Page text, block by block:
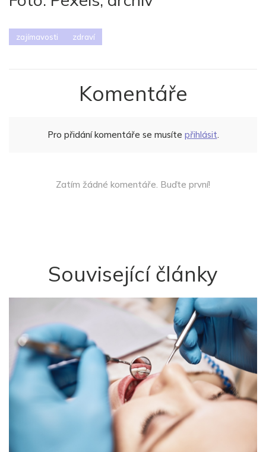
zajímavosti zdraví
Komentáře
Pro přidání komentáře se musíte přihlásit.
Zatím žádné komentáře. Buďte první!
Související články